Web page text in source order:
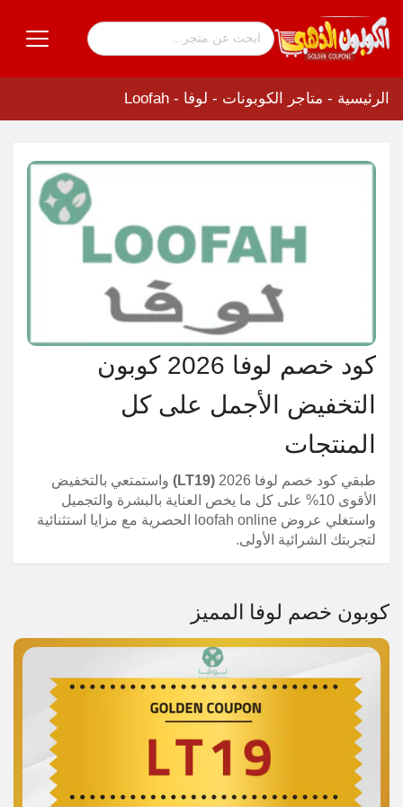
الرئيسية - متاجر الكوبونات - لوفا - Loofah
كود خصم لوفا 2026 كوبون
التخفيض الأجمل على كل
المنتجات
طبقي كود خصم لوفا 2026 (LT19)
واستمتعي بالتخفيض
الأقوى 10% على كل ما يخص العناية بالبشرة والتجميل
واستغلي عروض loofah online الحصرية مع مزايا استثنائية
لتجربتك الشرائية الأولى.
كوبون خصم لوفا المميز